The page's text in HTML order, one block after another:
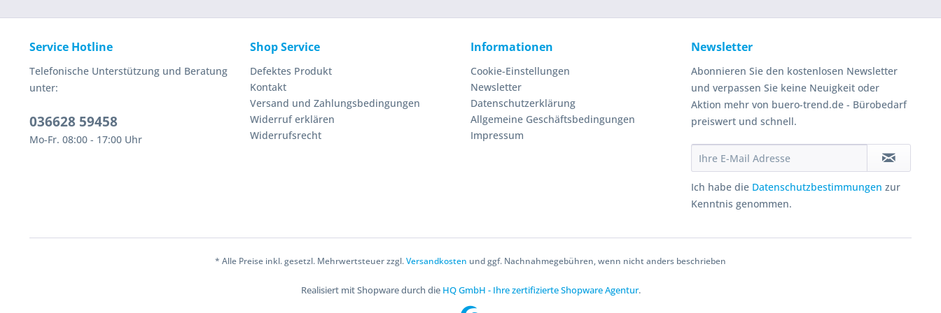
Service Hotline
Telefonische Unterstützung und Beratung
unter:
036628 59458
Mo-Fr. 08:00 - 17:00 Uhr
Shop Service
Defektes Produkt
Kontakt
Versand und Zahlungsbedingungen
Widerruf erklären
Widerrufsrecht
Informationen
Cookie-Einstellungen
Newsletter
Datenschutzerklärung
Allgemeine Geschäftsbedingungen
Impressum
Newsletter
Abonnieren Sie den kostenlosen Newsletter
und verpassen Sie keine Neuigkeit oder
Aktion mehr von buero-trend.de - Bürobedarf
preiswert und schnell.
Ich habe die Datenschutzbestimmungen zur
Kenntnis genommen.
* Alle Preise inkl. gesetzl. Mehrwertsteuer zzgl.Versandkosten und ggf. Nachnahmegebühren, wenn nicht anders beschrieben
Realisiert mit Shopware durch die HQ GmbH - Ihre zertifizierte Shopware Agentur.